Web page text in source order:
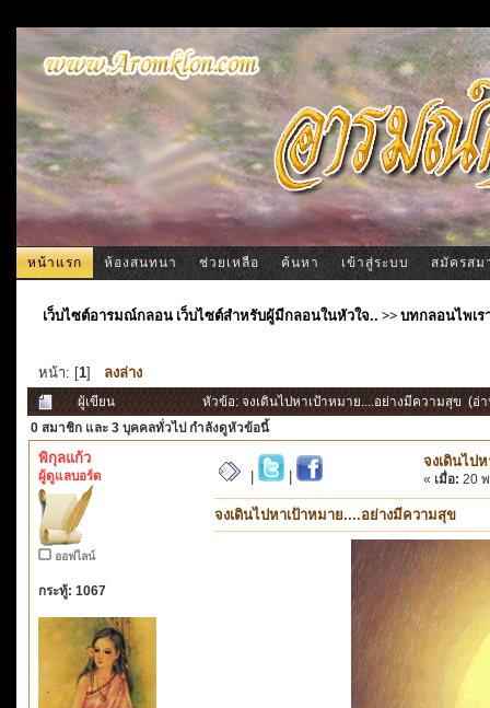
หน้าแรก ห้องสนทนา ช่วยเหลือ ค้นหา เข้าสู่ระบบ สมัครสม
เว็บไซต์อารมณ์กลอน เว็บไซต์สำหรับผู้มีกลอนในหัวใจ.. >>บทกลอนไพเร
หน้า: [1] ลงล่าง
ผู้เขียน
หัวข้อ: จงเดินไปหาเป้าหมาย....อย่างมีความสุข (อ่
0 สมาชิก และ 3 บุคคลทั่วไป กำลังดูหัวข้อนี้
พิกุลแก้ว
ผู้ดูแลบอร์ด
ออฟไลน์
กระทู้: 1067
จงเดินไป
« เมื่อ: 20
จงเดินไปหาเป้าหมาย....อย่างมีความสุข